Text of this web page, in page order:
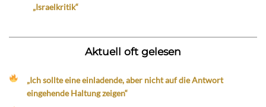
„Israelkritik“
Aktuell oft gelesen
„Ich sollte eine einladende, aber nicht auf die Antwort
eingehende Haltung zeigen“